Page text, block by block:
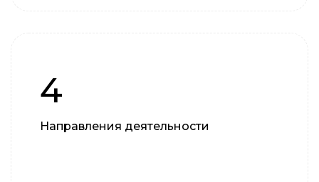
4
Направления деятельности